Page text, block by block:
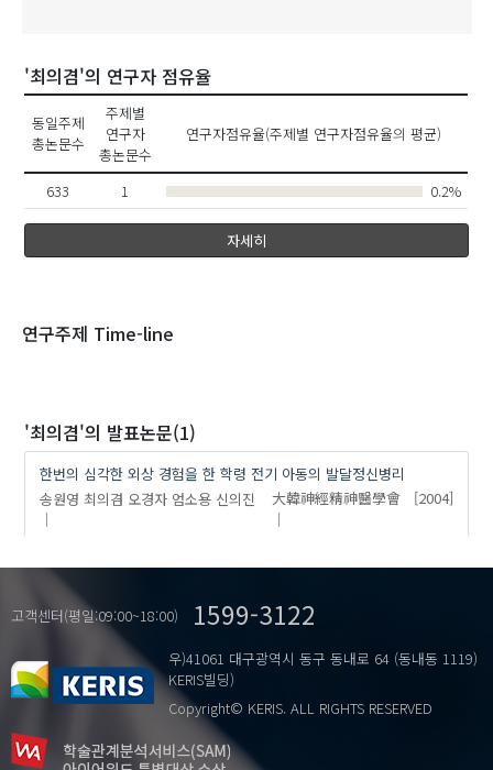
'최의겸'의 연구자 점유율
동일주제
총논문수
주제별
연구자
총논문수
연구자점유율(주제별 연구자점유율의 평균)
633 1 0.2%
자세히
연구주제 Time-line
'최의겸'의 발표논문(1)
한번의 심각한 외상 경험을 한 학령 전기 아동의 발달정신병리
송원영 최의겸 오경자 엄소용 신의진 大韓神經精神醫學會 [2004]
고객센터(평일:09:00~18:00) 1599-3122
우)41061 대구광역시 동구 동내로 64 (동내동 1119)
KERIS빌딩)
Copyright© KERIS. ALL RIGHTS RESERVED